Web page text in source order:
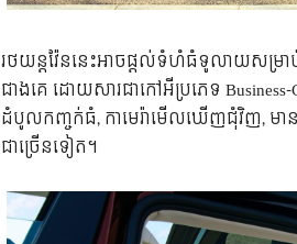
រថយន្ត​វ៉ែន​នេះ​អាច​ផ្ដល់​ទំហំ​ធំ​ទូលាយ​សម្រ
ជាង​គេ ដោយសារ​ជា​កៅអី​ប្រភេទ
ដំបូល​កញ្ចក់​ធំ, កាមេរ៉ា​មើល​ឃើញ​ជុំវិញ, មាន
ជា​ច្រើន​ទៀត។